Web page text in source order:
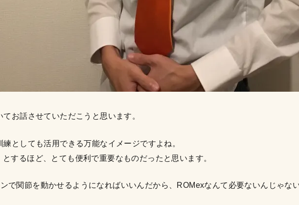
お話させていただこうと思います。
としても活用できる万能なイメージですよね。
とするほど、とても便利で重要なものだったと思います。
で関節を動かせるようになればいいんだから、ROMexなんて必要ないんじゃな